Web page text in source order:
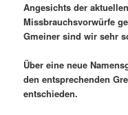
Angesichts der
Missbrauchsvorwürfe
Gmeiner sind wir sehr
Über eine neue
den entsprechenden
entschieden.